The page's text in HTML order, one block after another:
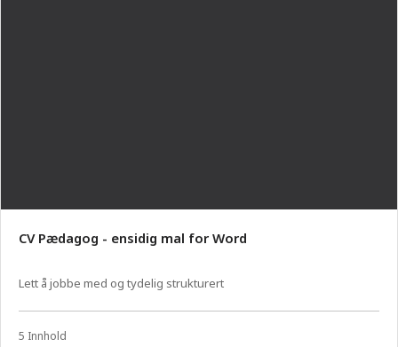
CV Pædagog - ensidig mal for Word
Lett å jobbe med og tydelig strukturert
5 Innhold